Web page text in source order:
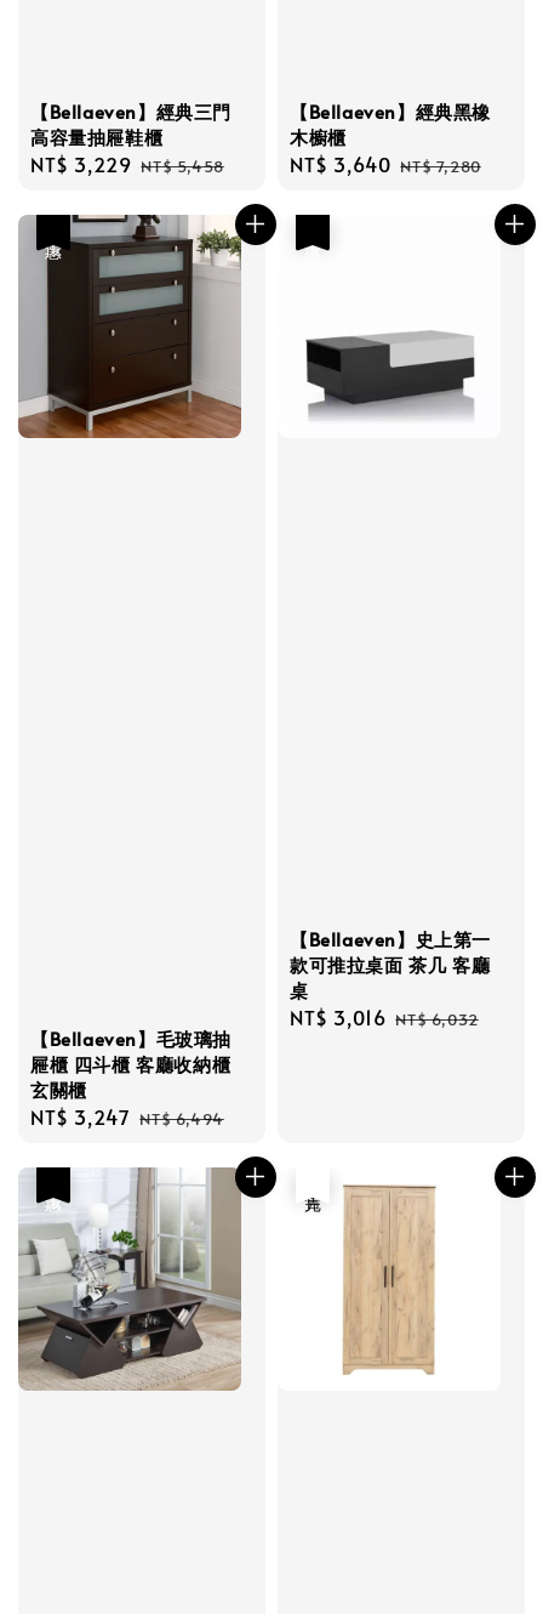
【Bellaeven】經典三門
高容量抽屜鞋櫃
Sale
NT$ 3,229 Regular
NT$ 5,458
【Bellaeven】經典黑橡
木櫥櫃
Sale
NT$ 3,640 Regular
NT$ 7,280
【Bellaeven】毛玻璃抽
屜櫃 四斗櫃 客廳收納櫃
玄關櫃
Sale
NT$ 3,247 Regular
NT$ 6,494
【Bellaeven】史上第一
款可推拉桌面 茶几 客廳
桌
Sale
NT$ 3,016 Regular
NT$ 6,032